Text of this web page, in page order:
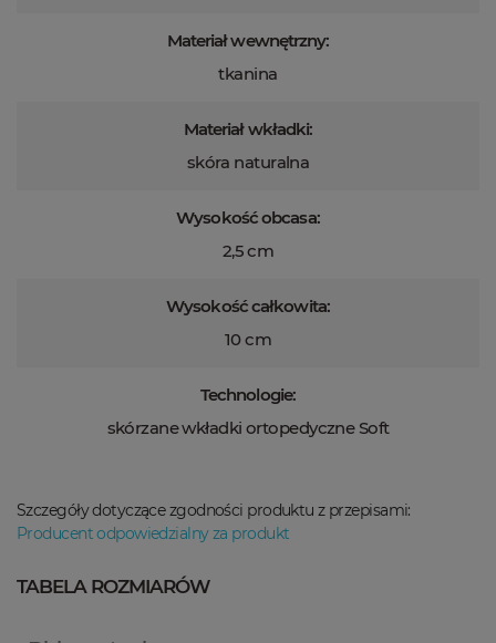
Materiał wewnętrzny:
tkanina
Materiał wkładki:
skóra naturalna
Wysokość obcasa:
2,5 cm
Wysokość całkowita:
10 cm
Technologie:
skórzane wkładki ortopedyczne Soft
Szczegóły dotyczące zgodności produktu z przepisami:
Producent odpowiedzialny za produkt
TABELA ROZMIARÓW